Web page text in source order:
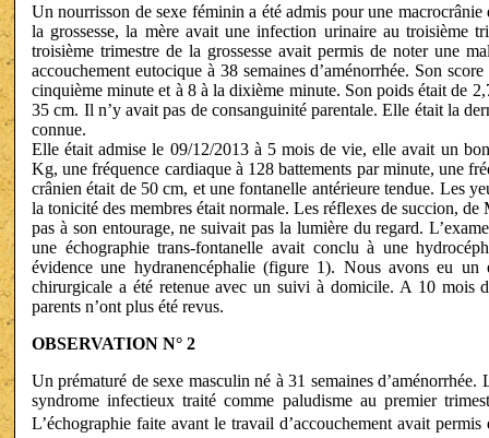
Un nourrisson de sexe féminin a été admis pour une
la grossesse, la mère avait une infection urinaire au troisième
troisième trimestre de la grossesse avait permis de noter une
accouchement eutocique à 38 semaines d’aménorrhée. Son
cinquième minute et à 8 à la dixième minute. Son poids était de
35 cm. Il n’y avait pas de consanguinité parentale. Elle était la
connue.
Elle était admise le 09/12/2013 à 5 mois de vie, elle avait un
Kg, une fréquence cardiaque à 128 battements par minute, une
crânien était de 50 cm, et une fontanelle antérieure tendue. Les
la tonicité des membres était normale. Les réflexes de succion,
pas à son entourage, ne suivait pas la lumière du regard.
une échographie trans-fontanelle avait conclu à une
évidence une hydranencéphalie (figure 1). Nous avons eu un
chirurgicale a été retenue avec un suivi à domicile. A 10 mois
parents n’ont plus été revus.
OBSERVATION N° 2
Un prématuré de sexe masculin né à 31 semaines
syndrome infectieux traité comme paludisme au premier
L’échographie faite avant le travail d’accouchement avait